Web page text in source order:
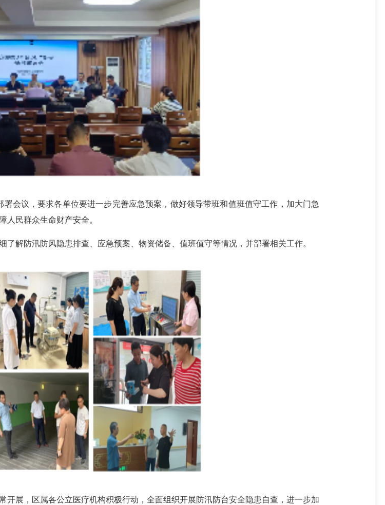
议，要求各单位要进一步完善应急预案，做好领导带班和值班值守工作，加大门急
人民群众生命财产安全。
防汛防风隐患排查、应急预案、物资储备、值班值守等情况，并部署相关工作。
展，区属各公立医疗机构积极行动，全面组织开展防汛防台安全隐患自查，进一步加